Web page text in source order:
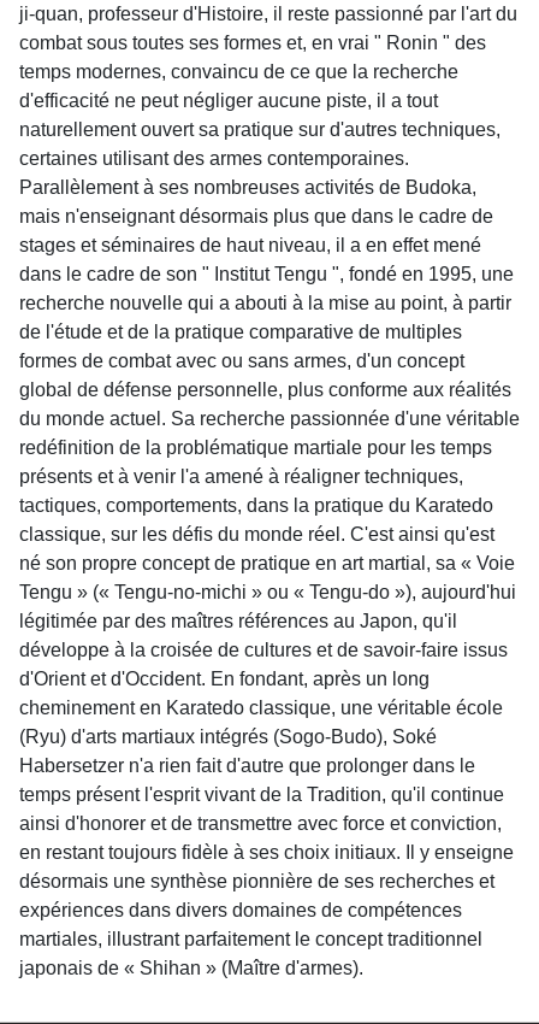
ji-quan, professeur d'Histoire, il reste passionné par l'art du
combat sous toutes ses formes et, en vrai " Ronin " des
temps modernes, convaincu de ce que la recherche
d'efficacité ne peut négliger aucune piste, il a tout
naturellement ouvert sa pratique sur d'autres techniques,
certaines utilisant des armes contemporaines.
Parallèlement à ses nombreuses activités de Budoka,
mais n'enseignant désormais plus que dans le cadre de
stages et séminaires de haut niveau, il a en effet mené
dans le cadre de son " Institut Tengu ", fondé en 1995, une
recherche nouvelle qui a abouti à la mise au point, à partir
de l'étude et de la pratique comparative de multiples
formes de combat avec ou sans armes, d'un concept
global de défense personnelle, plus conforme aux réalités
du monde actuel. Sa recherche passionnée d'une véritable
redéfinition de la problématique martiale pour les temps
présents et à venir l'a amené à réaligner techniques,
tactiques, comportements, dans la pratique du Karatedo
classique, sur les défis du monde réel. C'est ainsi qu'est
né son propre concept de pratique en art martial, sa « Voie
Tengu » (« Tengu-no-michi » ou « Tengu-do »), aujourd'hui
légitimée par des maîtres références au Japon, qu'il
développe à la croisée de cultures et de savoir-faire issus
d'Orient et d'Occident. En fondant, après un long
cheminement en Karatedo classique, une véritable école
(Ryu) d'arts martiaux intégrés (Sogo-Budo), Soké
Habersetzer n'a rien fait d'autre que prolonger dans le
temps présent l'esprit vivant de la Tradition, qu'il continue
ainsi d'honorer et de transmettre avec force et conviction,
en restant toujours fidèle à ses choix initiaux. Il y enseigne
désormais une synthèse pionnière de ses recherches et
expériences dans divers domaines de compétences
martiales, illustrant parfaitement le concept traditionnel
japonais de « Shihan » (Maître d'armes).